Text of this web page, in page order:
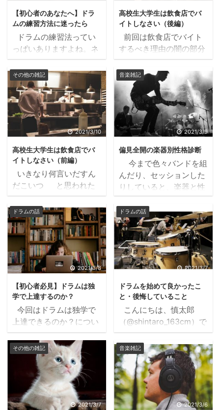
ずは一言だけ言っておき
ます。 実はこれ、ド
ラムじゃないんです。
はぁ？って思いますよ
でも事実なんです。 ド
ラムではなく、ドラムセ
ット（ドラムキット）と
言いま ...
独学で演奏していた２年
間、１度も使ったことが
ありませんでした。 し
かし、使うことによって
も多かったのです。 な
ので、メトロノームを使
うか使わないかが ...
【初心者のあなたへ】ドラ
ムの練習方法に迷ったら
ドラムの練習法ってい
っぱいありますよね。ネ
ットで調べてみると シ
ングルストローク上達方
法！（連打の事） フィル
インのバリエーション！
（派手な演奏とかね） ド
ラムソロ構築！（ドラム
ソロね） とか無限にあ
時代のあるあるかなとい
う相談を生徒さんからよ
くされます。 結局何の
練習からやればいいんで
細な疑問に個人的な見解
を含めて紹介します。
迷ったらリズムパターン
を練習すべし ...
高校生大学生は飲食店でバ
イトしなさい（後編）
前回は飲食店でバイト
するべき理由の闇の部分
を紹介しました。 関西ド
ラマーの音楽日記
2021.03.10高校生大学生
は飲食店でバイトしなさ
い（前編）
https://www.kansaidru
mmermusiclife.com/bai
んだこいつ と思われた
かもしれませんが、良け
れば読んでみてくださ
い。特にバイトを探して
た。 これだけインターネ
ットが発達しているとバ
イト情報がわんさか出て
きます。「バイト ...
その他の雑記
2021/3/10
高校生大学生は飲食店でバ
イトしなさい（前編）
いきなり何言いだすん
だこいつ と思われた
かもしれませんが、良け
れば読んでみてくださ
い。特にバイトを探して
いる高校生大学生のあな
た。 これだけインター
ネットが発達していると
バイト情報がわんさか出
楽」「バイト しんど
い」「バイト おすす
め」 とかみんな調べてそ
うですね。ここで敢えて
提案したいです。 飲
食店は絶対にやるべきで
す。 今まで飲食バイト
を累計5年以上やってい
ましたので、なぜやるべ
きか ...
音楽雑記
2021/3/9
偏見全開の楽器別性格診断
今まで色々バンドを組
んだり、セッションした
りしていると、楽器と性
格の関連性について考え
るようになりました。
試しに身内に話してみる
と、案外合ってるという
お言葉をいただいたので
ここで披露したいと思い
ます。 タイトルの通り
僕の統計を基にした偏見
全開記事なので苦情は全
スルーします。 ボーカ
ル バンドの顔であり花
形ですね。クラスでいう
ンです。 とにかく目立
ちたい、自分が一番とい
うならお勧めです。 ...
ドラムの話
2021/3/8
【初心者必見】ドラムは独
学で上達するのか？
今回はドラムは独学で
上達できるのか？につい
て見解を述べていこうと
思います。参考になれば
幸いです。 独学で上達
は可能 先に結論から言
うと、本人のやる気と行
動力によるものが大きい
ですが可能です。具体的
ドラムの話
2021/3/7
ドラムを始めて良かったこ
と・後悔していること
こんにちは、慎太郎
（@shintaro_163cm）で
す。 高校2年の春にド
ラムを始めて何だかんだ
で15年以上経っちゃいま
した。飽き性の自分がよ
くここまで続いたなぁと
褒めてあげたいです。
これだけ長いことやって
その他の雑記
2021/3/7
音楽雑記
2021/3/6